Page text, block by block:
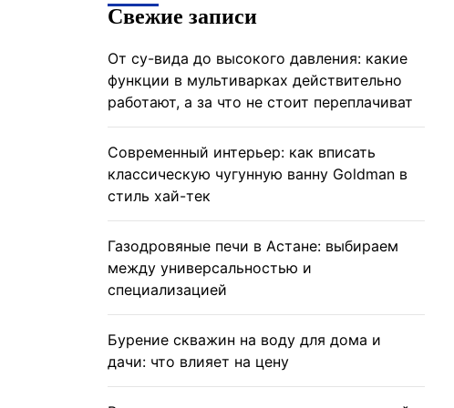
Свежие записи
От су-вида до высокого давления: какие
функции в мультиварках действительно
работают, а за что не стоит переплачиват
Современный интерьер: как вписать
классическую чугунную ванну Goldman в
стиль хай-тек
Газодровяные печи в Астане: выбираем
между универсальностью и
специализацией
Бурение скважин на воду для дома и
дачи: что влияет на цену